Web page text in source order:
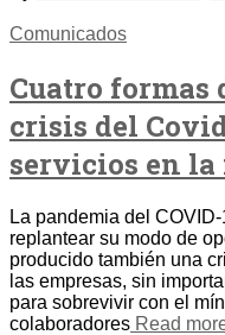
Comunicados
Cuatro formas
crisis del
servicios en la
La pandemia del
replantear su modo de
producido también una
las empresas, sin
para sobrevivir con el
colaboradores Read